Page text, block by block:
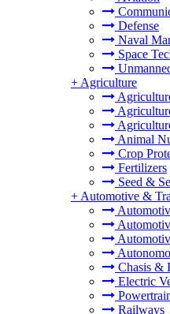
Defense
Naval
Space
+ Agriculture
Animal
Crop
Fertilizers
Seed &
+ Automotive &
Chasis &
Electric
Railways